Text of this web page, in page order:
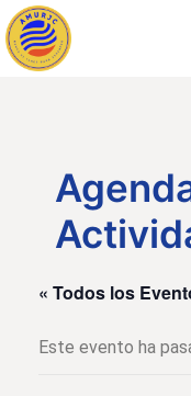
« Todos los
Este evento ha